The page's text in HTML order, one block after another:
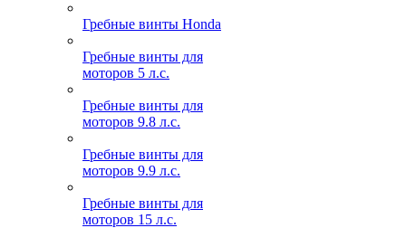
Гребные винты Honda
Гребные винты для
моторов 5 л.с.
Гребные винты для
моторов 9.8 л.с.
Гребные винты для
моторов 9.9 л.с.
Гребные винты для
моторов 15 л.с.